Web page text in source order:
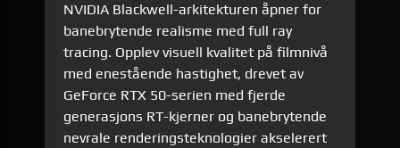
NVIDIA Blackwell-arkitekturen åpner for
banebrytende realisme med full ray
tracing. Opplev visuell kvalitet på filmnivå
med enestående hastighet, drevet av
GeForce RTX 50-serien med fjerde
generasjons RT-kjerner og banebrytende
nevrale renderingsteknologier akselerert